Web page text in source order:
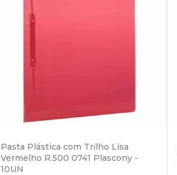
Pasta Plástica com Trilho Lisa
Vermelho R.500 0741 Plascony -
10UN